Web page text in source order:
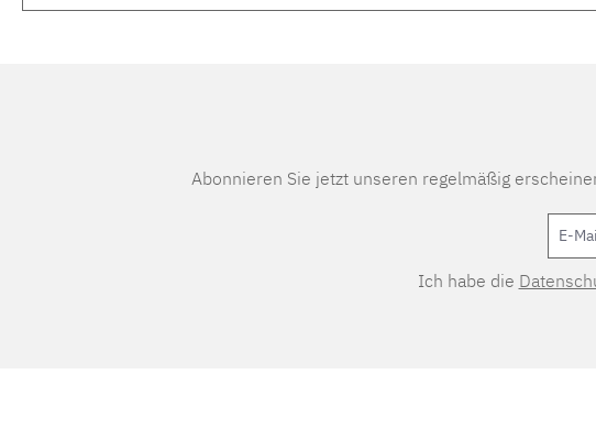
Abonnieren Sie jetzt unseren regelmäßig
Ich habe die